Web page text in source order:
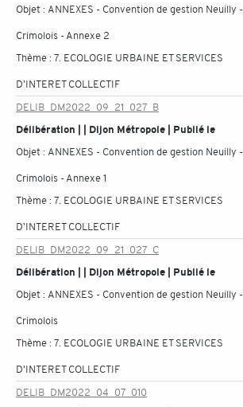
Objet : ANNEXES - Convention de gestion Neuilly -
Crimolois - Annexe 2
Thème :7. ECOLOGIE URBAINE ET SERVICES
D'INTERET COLLECTIF
DELIB_DM2022_09_21_027_B
Délibération | | Dijon Métropole | Publié le
Objet : ANNEXES - Convention de gestion Neuilly -
Crimolois - Annexe 1
Thème :7. ECOLOGIE URBAINE ET SERVICES
D'INTERET COLLECTIF
DELIB_DM2022_09_21_027_C
Délibération | | Dijon Métropole | Publié le
Objet : ANNEXES - Convention de gestion Neuilly -
Crimolois
Thème :7. ECOLOGIE URBAINE ET SERVICES
D'INTERET COLLECTIF
DELIB_DM2022_04_07_010